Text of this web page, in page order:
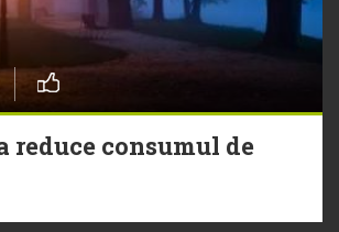
reduce consumul de